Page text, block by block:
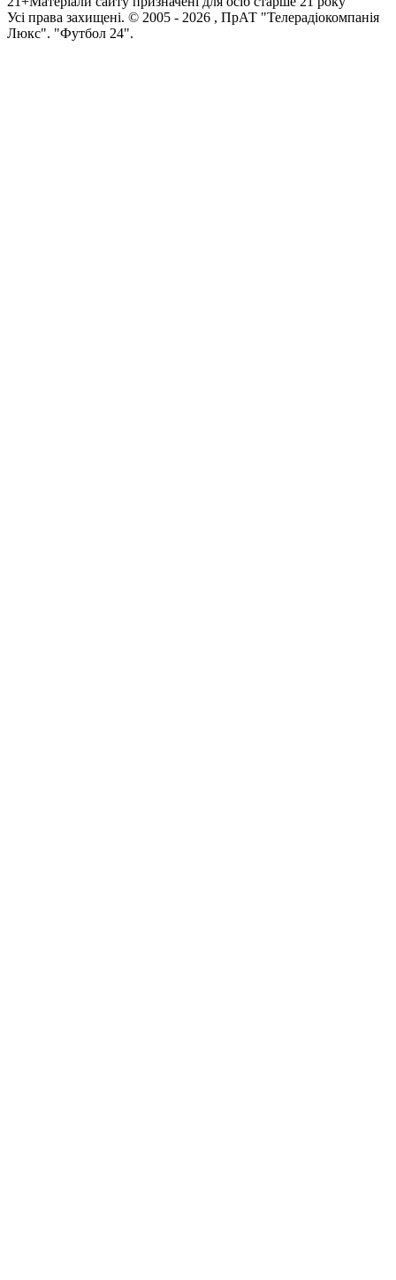
Усi права захищенi. © 2005 - 2026 , ПрАТ "Телерадіокомпанія
Люкс". "Футбол 24".